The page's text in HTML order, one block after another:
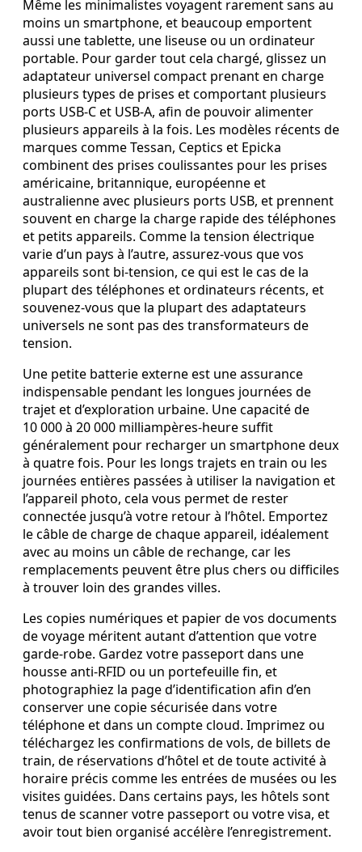
Même les minimalistes voyagent rarement sans au
moins un smartphone, et beaucoup emportent
aussi une tablette, une liseuse ou un ordinateur
portable. Pour garder tout cela chargé, glissez un
adaptateur universel compact prenant en charge
plusieurs types de prises et comportant plusieurs
ports USB-C et USB-A, afin de pouvoir alimenter
plusieurs appareils à la fois. Les modèles récents de
marques comme Tessan, Ceptics et Epicka
combinent des prises coulissantes pour les prises
américaine, britannique, européenne et
australienne avec plusieurs ports USB, et prennent
souvent en charge la charge rapide des téléphones
et petits appareils. Comme la tension électrique
varie d’un pays à l’autre, assurez-vous que vos
appareils sont bi-tension, ce qui est le cas de la
plupart des téléphones et ordinateurs récents, et
souvenez-vous que la plupart des adaptateurs
universels ne sont pas des transformateurs de
tension.
Une petite batterie externe est une assurance
indispensable pendant les longues journées de
trajet et d’exploration urbaine. Une capacité de
10 000 à 20 000 milliampères-heure suffit
généralement pour recharger un smartphone deux
à quatre fois. Pour les longs trajets en train ou les
journées entières passées à utiliser la navigation et
l’appareil photo, cela vous permet de rester
connectée jusqu’à votre retour à l’hôtel. Emportez
le câble de charge de chaque appareil, idéalement
avec au moins un câble de rechange, car les
remplacements peuvent être plus chers ou difficiles
à trouver loin des grandes villes.
Les copies numériques et papier de vos documents
de voyage méritent autant d’attention que votre
garde-robe. Gardez votre passeport dans une
housse anti-RFID ou un portefeuille fin, et
photographiez la page d’identification afin d’en
conserver une copie sécurisée dans votre
téléphone et dans un compte cloud. Imprimez ou
téléchargez les confirmations de vols, de billets de
train, de réservations d’hôtel et de toute activité à
horaire précis comme les entrées de musées ou les
visites guidées. Dans certains pays, les hôtels sont
tenus de scanner votre passeport ou votre visa, et
avoir tout bien organisé accélère l’enregistrement.